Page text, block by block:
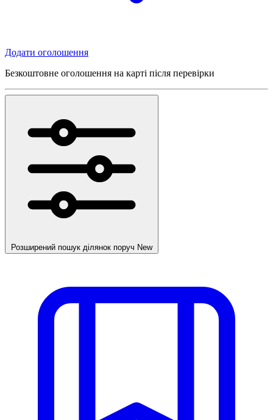
Додати оголошення
Безкоштовне оголошення на карті після перевірки
Розширений пошук ділянок поруч New